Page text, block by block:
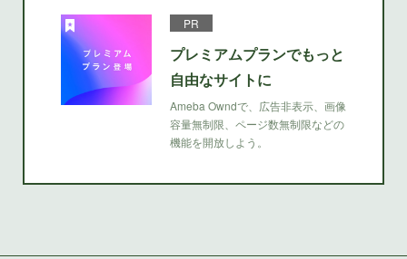
PR
プレミアムプランでもっと
自由なサイトに
Ameba Owndで、広告非表示、画像
容量無制限、ページ数無制限などの
機能を開放しよう。